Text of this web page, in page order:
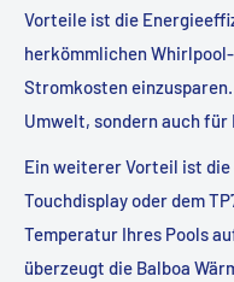
Vorteile ist die
herkömmlichen
Stromkosten
Umwelt, sondern auch für
Ein weiterer Vorteil ist
Touchdisplay oder dem
Temperatur Ihres Pools
überzeugt die Balboa